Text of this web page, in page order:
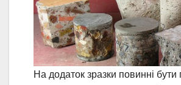
На додаток зразки повинні бути